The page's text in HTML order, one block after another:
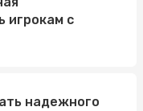
игрокам с
надежного